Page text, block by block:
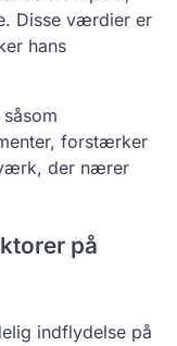
Disse værdier er
hans
forstærker
der nærer
på
indflydelse på